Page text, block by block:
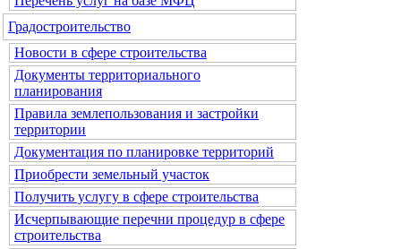
Градостроительство
Новости в сфере строительства
Документы территориального
планирования
Правила землепользования и застройки
территории
Документация по планировке территорий
Приобрести земельный участок
Получить услугу в сфере строительства
Исчерпывающие перечни процедур в сфере
строительства